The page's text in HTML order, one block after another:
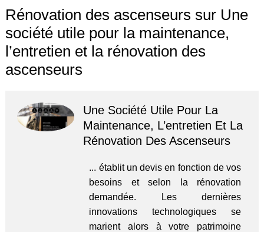
Rénovation des ascenseurs sur Une
société utile pour la maintenance,
l’entretien et la rénovation des
ascenseurs
Une Société Utile Pour La
Maintenance, L’entretien Et La
Rénovation Des Ascenseurs
... établit un devis en fonction de vos
besoins et selon la rénovation
demandée. Les dernières
innovations technologiques se
marient alors à votre patrimoine